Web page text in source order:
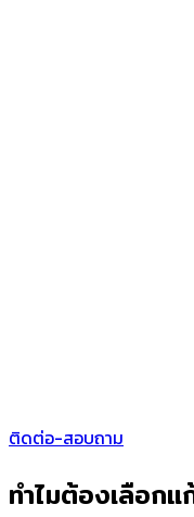
ติดต่อ-สอบถาม
ทำไมต้องเลือก